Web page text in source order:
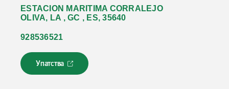
ESTACION MARITIMA CORRALEJO
OLIVA, LA , GC , ES, 35640
928536521
Упатства
Л
и